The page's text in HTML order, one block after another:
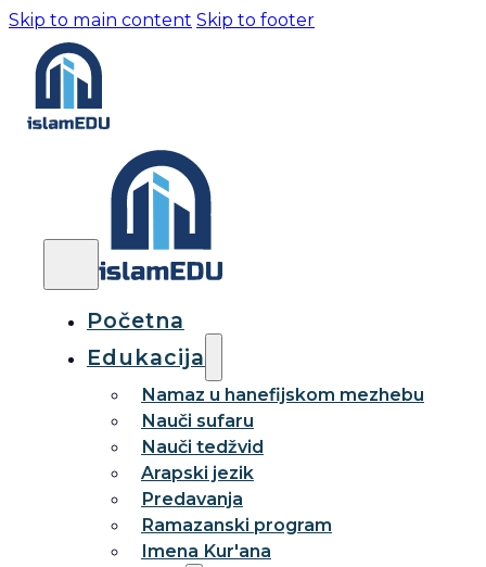
Skip to main content Skip to footer
Početna
Edukacija
Namaz u hanefijskom mezhebu
Nauči sufaru
Nauči tedžvid
Arapski jezik
Predavanja
Ramazanski program
Imena Kur'ana